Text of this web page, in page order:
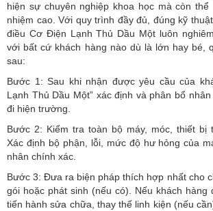
hiện sự chuyên nghiệp khoa học mà còn thể
nhiệm cao. Với quy trình đầy đủ, đúng kỹ
điều Cơ Điện Lạnh Thủ Dầu Một luôn
với bất cứ khách hàng nào dù là lớn hay bé,
sau:
Bước 1: Sau khi nhận được yêu cầu của
Lạnh Thủ Dầu Một” xác định và phân bổ
đi hiện trường.
Bước 2: Kiểm tra toàn bộ máy, móc, thiết bị
Xác định bộ phận, lỗi, mức độ hư hỏng của
nhân chính xác.
Bước 3: Đưa ra biện pháp thích hợp nhất cho
gói hoặc phát sinh (nếu có). Nếu khách hàng
tiến hành sửa chữa, thay thế linh kiện (nếu